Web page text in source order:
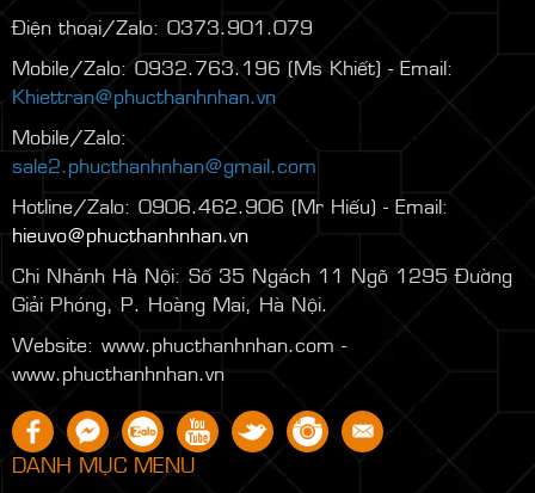
Điện thoại/Zalo: 0373.901.079
Mobile/Zalo: 0932.763.196 (Ms Khiết) - Email:
Khiettran@phucthanhnhan.vn
Mobile/Zalo:
0986.272.500
sale2.phucthanhnhan@gmail.com
Hotline/Zalo: 0906.462.906 (Mr Hiếu) - Email:
hieuvo@phucthanhnhan.vn
Chi Nhánh Hà Nội: Số 35 Ngách 11 Ngõ 1295 Đường
Giải Phóng, P. Hoàng Mai, Hà Nội.
Website: www.phucthanhnhan.com -
www.phucthanhnhan.vn
DANH MỤC MENU